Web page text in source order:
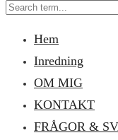
Hem
Inredning
OM MIG
KONTAKT
FRÅGOR &